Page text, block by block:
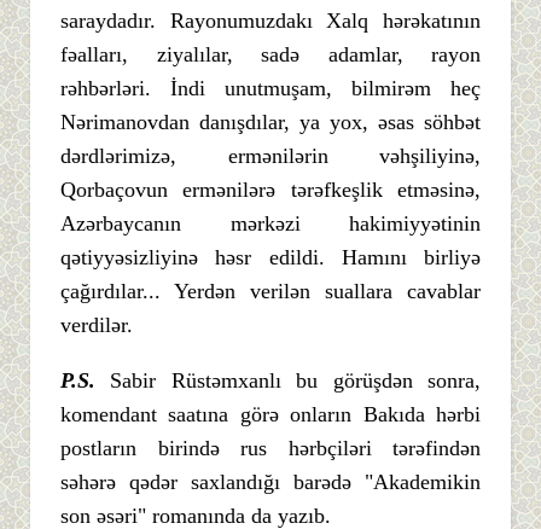
saraydadır. Rayonumuzdakı Xalq hərəkatının
fəalları, ziyalılar, sadə adamlar, rayon
rəhbərləri. İndi unutmuşam, bilmirəm heç
Nərimanovdan danışdılar, ya yox, əsas söhbət
dərdlərimizə, ermənilərin vəhşiliyinə,
Qorbaçovun ermənilərə tərəfkeşlik etməsinə,
Azərbaycanın mərkəzi hakimiyyətinin
qətiyyəsizliyinə həsr edildi. Hamını birliyə
çağırdılar... Yerdən verilən suallara cavablar
verdilər.
P.S. Sabir Rüstəmxanlı bu görüşdən sonra,
komendant saatına görə onların Bakıda hərbi
postların birində rus hərbçiləri tərəfindən
səhərə qədər saxlandığı barədə "Akademikin
son əsəri" romanında da yazıb.